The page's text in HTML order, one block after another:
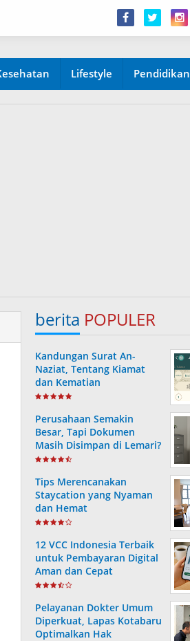
Lifestyle Pendidikan
berita POPULER
Kandungan Surat An-
Naziat, Tentang Kiamat
dan Kematian
Perusahaan Semakin
Besar, Tapi Dokumen
Masih Disimpan di Lemari?
Ini Risiko yang Sering
Tips Merencanakan
Staycation yang Nyaman
dan Hemat
12 VCC Indonesia Terbaik
untuk Pembayaran Digital
Aman dan Cepat
Pelayanan Dokter Umum
Diperkuat, Lapas Kotabaru
Optimalkan Hak